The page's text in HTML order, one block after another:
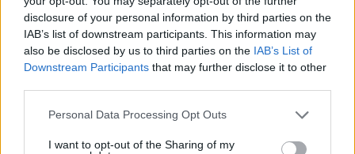
disclosure of your personal information by third parties on the
IAB’s list of downstream participants. This information may
also be disclosed by us to third parties on the IAB’s List of
Downstream Participants that may further disclose it to other
Please note that this website/app uses one or more Google
not limited to your visit or usage behaviour. You may click to
Personal Data Processing Opt Outs
I want to opt-out of the Sharing of my
Οι σωστές προετοιμασίες που πρέπει να κάνετε για
διακοπές χωρίς το κατοικίδιό σας
πριν 6 λεπτά
επιχειρούν 105 πυροσβέστες και 9 εναέρια, δείτε βίντεο
και φωτογραφίες
πριν 6 λεπτά